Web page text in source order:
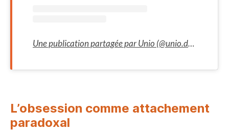
Une publication partagée par Unio (@unio.date)
L’obsession comme attachement
paradoxal